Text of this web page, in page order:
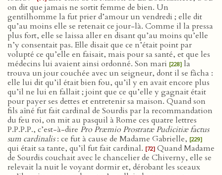
on dit que jamais ne sortit femme de bien. Un
gentilhomme la fut prier d’amour un vendredi ; elle dit
qu’au moins elle se retenait ce jour-là. Comme il la pressa
plus fort, elle se laissa aller en disant qu’au moins qu’elle
n’y consentait pas. Elle disait que ce n’était point par
volupté ce qu’elle en faisait, mais pour sa santé, et que les
médecins lui avaient ainsi ordonné. Son mari [228] la
trouva un jour couchée avec un seigneur, dont il se fâcha :
elle lui dit qu’il était bien fou, qu’il y en avait encore plus
qu’il ne lui en fallait ; joint que ce qu’elle y gagnait était
pour payer ses dettes et entretenir sa maison. Quand son
fils aîné fut fait cardinal de Sourdis par la recommandation
du feu roi, on mit au pasquil à Rome ces quatre lettres
P.P.P.P., c’est-à-dire Pro Præmio Prostratæ Pudicitiæ factus
sum cardinalis: ce fut à cause de Madame Gabrielle, [229]
qui était sa tante, qu’il fut fait cardinal. [72] Quand Madame
de Sourdis couchait avec le chancelier de Chiverny, elle se
relevait la nuit le voyant dormir et, dérobant les sceaux